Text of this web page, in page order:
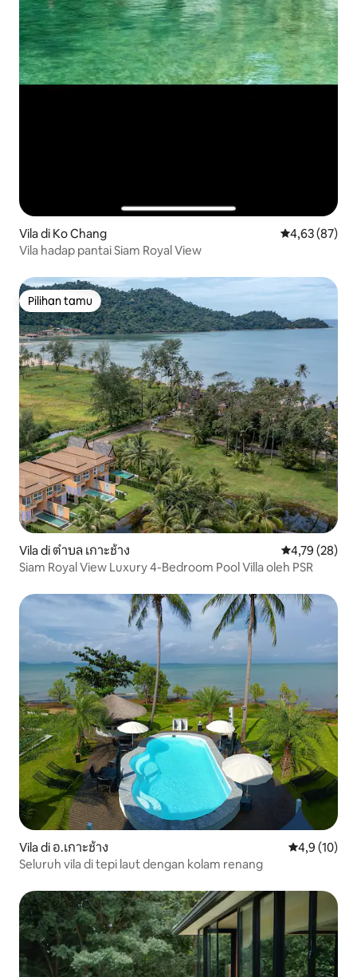
Vila di Ko Chang Nilai rata-rata
4,63 (87)
Vila hadap pantai Siam Royal View
Pilihan tamu
Pilihan tamu
Vila di ตำบล เกาะช้าง Nilai rata-rata
4,79 (28)
Siam Royal View Luxury 4-Bedroom Pool Villa oleh PSR
Vila di อ.เกาะช้าง Nilai rata-
4,9 (10)
Seluruh vila di tepi laut dengan kolam renang